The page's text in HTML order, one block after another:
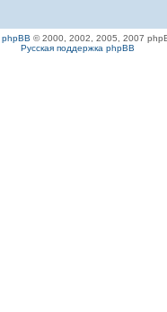
phpBB © 2000, 2002, 2005, 2007
Русская поддержка phpBB